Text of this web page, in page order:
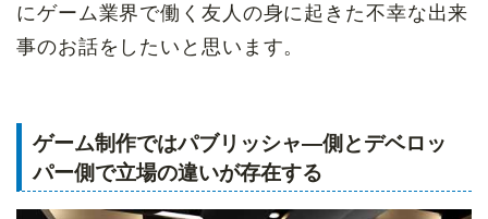
にゲーム業界で働く友人の身に起きた不幸な出来
事のお話をしたいと思います。
ゲーム制作ではパブリッシャ―側とデベロッ
パー側で立場の違いが存在する